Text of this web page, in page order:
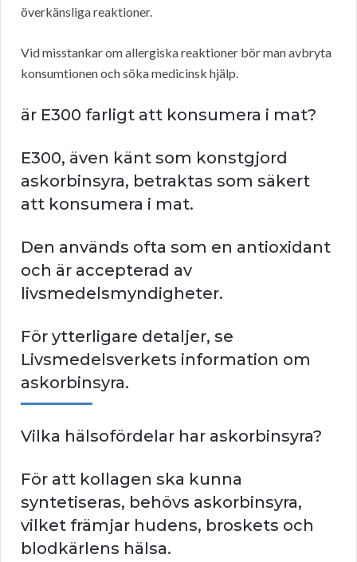
överkänsliga reaktioner.
Vid misstankar om allergiska reaktioner bör man avbryta
konsumtionen och söka medicinsk hjälp.
är E300 farligt att konsumera i mat?
E300, även känt som konstgjord
askorbinsyra, betraktas som säkert
att konsumera i mat.
Den används ofta som en antioxidant
och är accepterad av
livsmedelsmyndigheter.
För ytterligare detaljer, se
Livsmedelsverkets information om
askorbinsyra.
Vilka hälsofördelar har askorbinsyra?
För att kollagen ska kunna
syntetiseras, behövs askorbinsyra,
vilket främjar hudens, broskets och
blodkärlens hälsa.